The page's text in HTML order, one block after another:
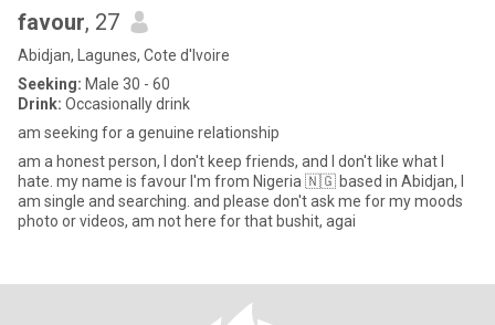
favour, 27
Abidjan, Lagunes, Cote d'Ivoire
Seeking: Male 30 - 60
Drink: Occasionally drink
am seeking for a genuine relationship
am a honest person, I don't keep friends, and I don't like what I
hate. my name is favour I'm from Nigeria 🇳🇬 based in Abidjan, I
am single and searching. and please don't ask me for my moods
photo or videos, am not here for that bushit, agai